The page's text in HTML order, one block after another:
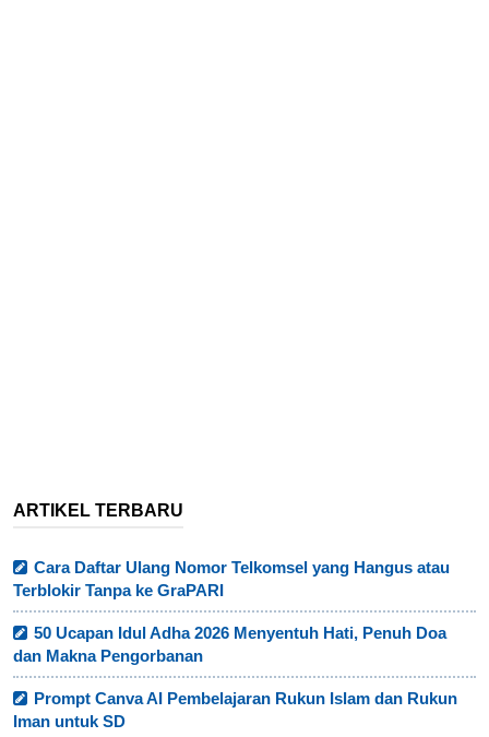
ARTIKEL TERBARU
Cara Daftar Ulang Nomor Telkomsel yang Hangus atau
Terblokir Tanpa ke GraPARI
50 Ucapan Idul Adha 2026 Menyentuh Hati, Penuh Doa
dan Makna Pengorbanan
Prompt Canva AI Pembelajaran Rukun Islam dan Rukun
Iman untuk SD